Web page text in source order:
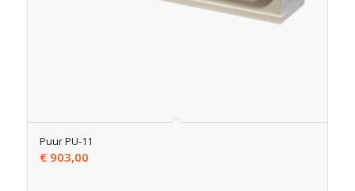
Puur PU-11
€903,00